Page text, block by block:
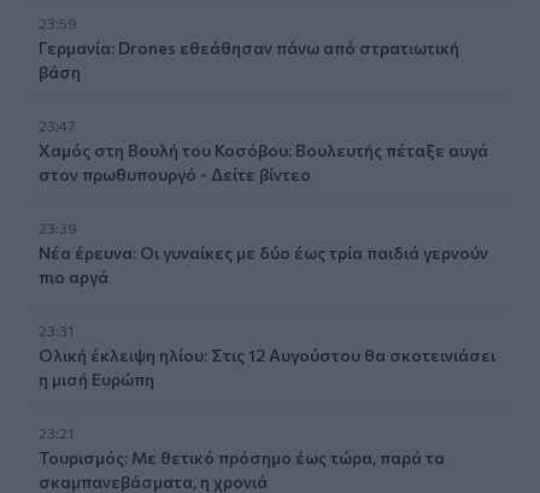
23:59
Γερμανία: Drones εθεάθησαν πάνω από στρατιωτική
βάση
23:47
Χαμός στη Βουλή του Κοσόβου: Βουλευτής πέταξε αυγά
στον πρωθυπουργό - Δείτε βίντεο
23:39
Νέα έρευνα: Οι γυναίκες με δύο έως τρία παιδιά γερνούν
πιο αργά
23:31
Ολική έκλειψη ηλίου: Στις 12 Αυγούστου θα σκοτεινιάσει
η μισή Ευρώπη
23:21
Τουρισμός: Με θετικό πρόσημο έως τώρα, παρά τα
σκαμπανεβάσματα, η χρονιά